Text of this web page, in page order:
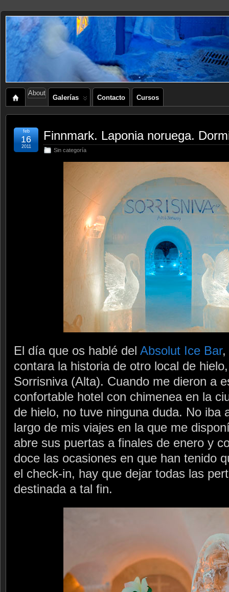
About
Galerías Contacto Cursos
Finnmark. Laponia noruega.
Sin categoría
feb
16
2011
El día que os hablé del Absolut Ice Bar,
contara la historia de otro local de
Sorrisniva (Alta). Cuando me dieron a
confortable hotel con chimenea en la
de hielo, no tuve ninguna duda. No iba
largo de mis viajes en la que me
abre sus puertas a finales de enero y
doce las ocasiones en que han tenido
el check-in, hay que dejar todas las
destinada a tal fin.